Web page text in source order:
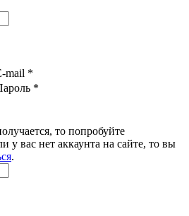
mail *
*
то попробуйте
у вас нет аккаунта на сайте, то вы
.